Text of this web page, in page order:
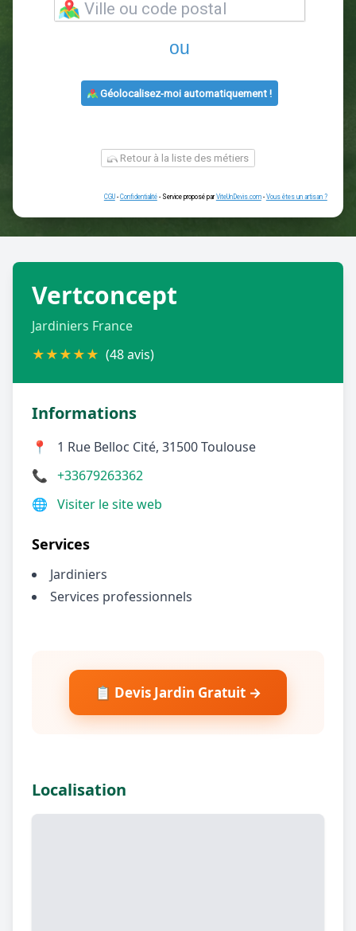
Entrez le code postal ou la
ou
Retour à la liste des métiers
- Confidentialité
Vertconcept
Jardiniers France
★★★★★ (48 avis)
Informations
📍
1 Rue Belloc Cité, 31500 Toulouse
📞 +33679263362
🌐 Visiter le site web
Services
Jardiniers
Services professionnels
📋 Devis Jardin Gratuit →
Localisation